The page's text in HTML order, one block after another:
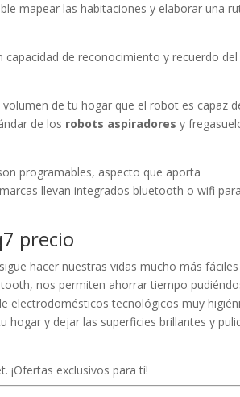
mapear las habitaciones y elaborar una
de reconocimiento y recuerdo del
de tu hogar que el robot es capaz
de los robots aspiradores y
programables, aspecto que aporta
llevan integrados bluetooth o wifi
precio
hacer nuestras vidas mucho más
nos permiten ahorrar tiempo
electrodomésticos tecnológicos muy
hogar y dejar las superficies brillantes y
¡Ofertas exclusivos para tí!